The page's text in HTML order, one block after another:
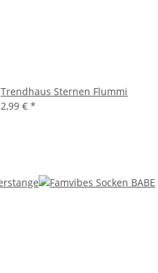
Trendhaus Sternen Flummi
2,99 € *